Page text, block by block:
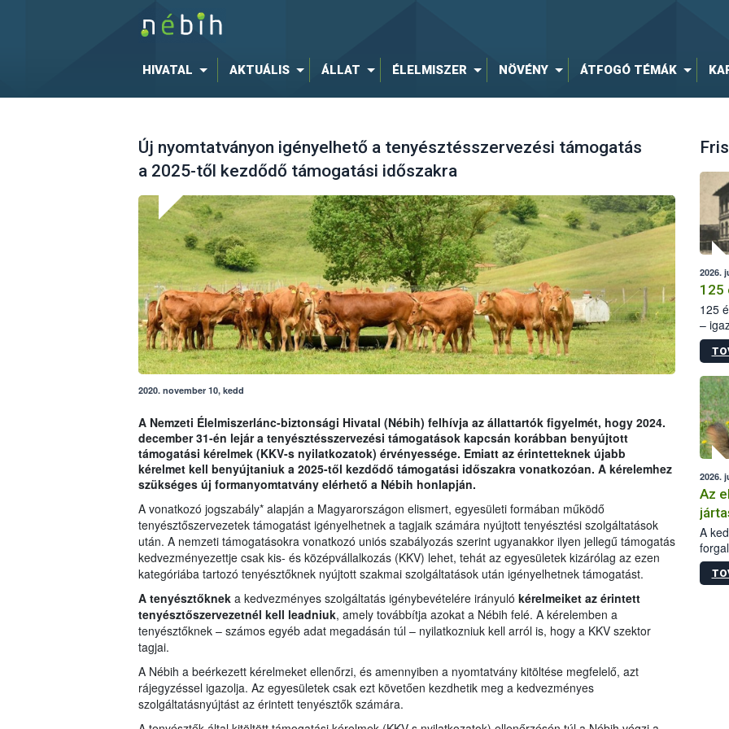
HIVATAL AKTUÁLIS ÁLLAT ÉLELMISZER NÖVÉNY ÁTFOGÓ TÉMÁK
Új nyomtatványon igényelhető a tenyésztésszervezési támogatás
a 2025-től kezdődő támogatási időszakra
2020. november 10, kedd
A Nemzeti Élelmiszerlánc-biztonsági Hivatal (Nébih) felhívja az állattartók figyelmét, hogy 2024.
december 31-én lejár a tenyésztésszervezési támogatások kapcsán korábban benyújtott
támogatási kérelmek (KKV-s nyilatkozatok) érvényessége. Emiatt az érintetteknek újabb
kérelmet kell benyújtaniuk a 2025-től kezdődő támogatási időszakra vonatkozóan. A kérelemhez
szükséges új formanyomtatvány elérhető a Nébih honlapján.
A vonatkozó jogszabály* alapján a Magyarországon elismert, egyesületi formában működő
tenyésztőszervezetek támogatást igényelhetnek a tagjaik számára nyújtott tenyésztési szolgáltatások
után. A nemzeti támogatásokra vonatkozó uniós szabályozás szerint ugyanakkor ilyen jellegű támogatás
kedvezményezettje csak kis- és középvállalkozás (KKV) lehet, tehát az egyesületek kizárólag az ezen
kategóriába tartozó tenyésztőknek nyújtott szakmai szolgáltatások után igényelhetnek támogatást.
A tenyésztőkneka kedvezményes szolgáltatás igénybevételére irányuló kérelmeiket az érintett
tenyésztőszervezetnél kell leadniuk, amely továbbítja azokat a Nébih felé. A kérelemben a
tenyésztőknek – számos egyéb adat megadásán túl – nyilatkozniuk kell arról is, hogy a KKV szektor
tagjai.
A Nébih a beérkezett kérelmeket ellenőrzi, és amennyiben a nyomtatvány kitöltése megfelelő, azt
rájegyzéssel igazolja. Az egyesületek csak ezt követően kezdhetik meg a kedvezményes
szolgáltatásnyújtást az érintett tenyésztők számára.
2026.
125
125
–
15.
2026.
Az
A